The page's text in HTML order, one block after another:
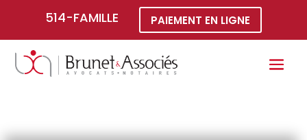
514-FAMILLE PAIEMENT EN LIGNE